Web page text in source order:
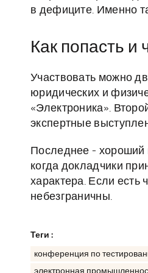
в дефиците. Именно
Как попасть и
Участвовать можно
юридических и
«Электроника».
экспертные
Последнее - хороший
когда докладчики
характера. Если есть
небезграничны.
Теги :
конференция по